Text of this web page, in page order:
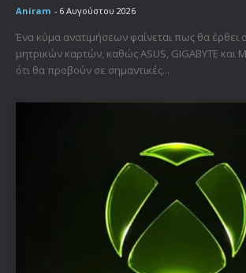
Aniram - 6 Αυγούστου 2026
Ένα κύμα ανατιμήσεων φαίνεται πως θα έρθει
μητρικών καρτών, καθώς ASUS, GIGABYTE και
ότι θα προβούν σε σημαντικές...